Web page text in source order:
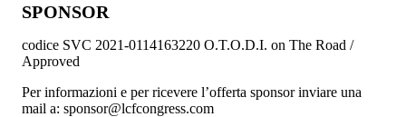
SPONSOR
codice SVC 2021-0114163220 O.T.O.D.I. on The Road /
Approved
Per informazioni e per ricevere l’offerta sponsor inviare una
mail a: sponsor@lcfcongress.com